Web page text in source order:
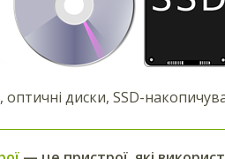
диски, SSD-